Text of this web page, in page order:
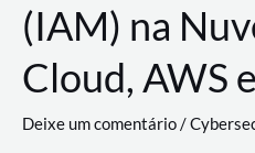
(IAM) na
Cloud, AWS
Deixe um comentário/